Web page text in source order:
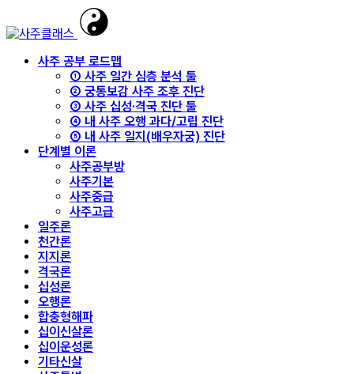
사주 공부 로드맵
① 사주 일간 심층 분석 툴
② 궁통보감 사주 조후 진단
③ 사주 십성·격국 진단 툴
④ 내 사주 오행 과다/고립 진단
⑤ 내 사주 일지(배우자궁) 진단
단계별 이론
사주공부방
사주기본
사주중급
사주고급
일주론
천간론
지지론
격국론
십성론
오행론
합충형해파
십이신살론
십이운성론
기타신살